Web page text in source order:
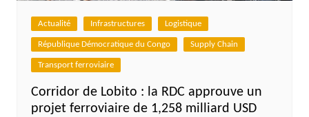
Actualité Infrastructures Logistique
République Démocratique du Congo Supply Chain
Transport ferroviaire
Corridor de Lobito : la RDC approuve un
projet ferroviaire de 1,258 milliard USD